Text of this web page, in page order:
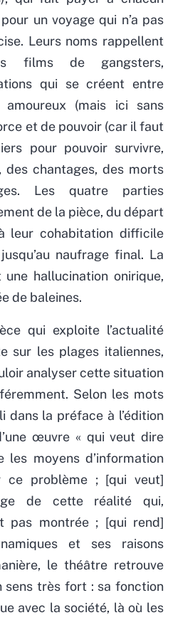
un voyage qui n’a pas
Leurs noms rappellent
films de gangsters,
qui se créent entre
(mais ici sans
et de pouvoir (car il faut
pour pouvoir survivre,
des chantages, des morts
Les quatre parties
de la pièce, du départ
leur cohabitation difficile
naufrage final. La
hallucination onirique,
de baleines.
qui exploite l’actualité
sur les plages italiennes,
analyser cette situation
Selon les mots
dans la préface à l’édition
œuvre « qui veut dire
les moyens d’information
ce problème ; [qui veut]
de cette réalité qui,
pas montrée ; [qui rend]
et ses raisons
le théâtre retrouve
sens très fort : sa fonction
avec la société, là où les